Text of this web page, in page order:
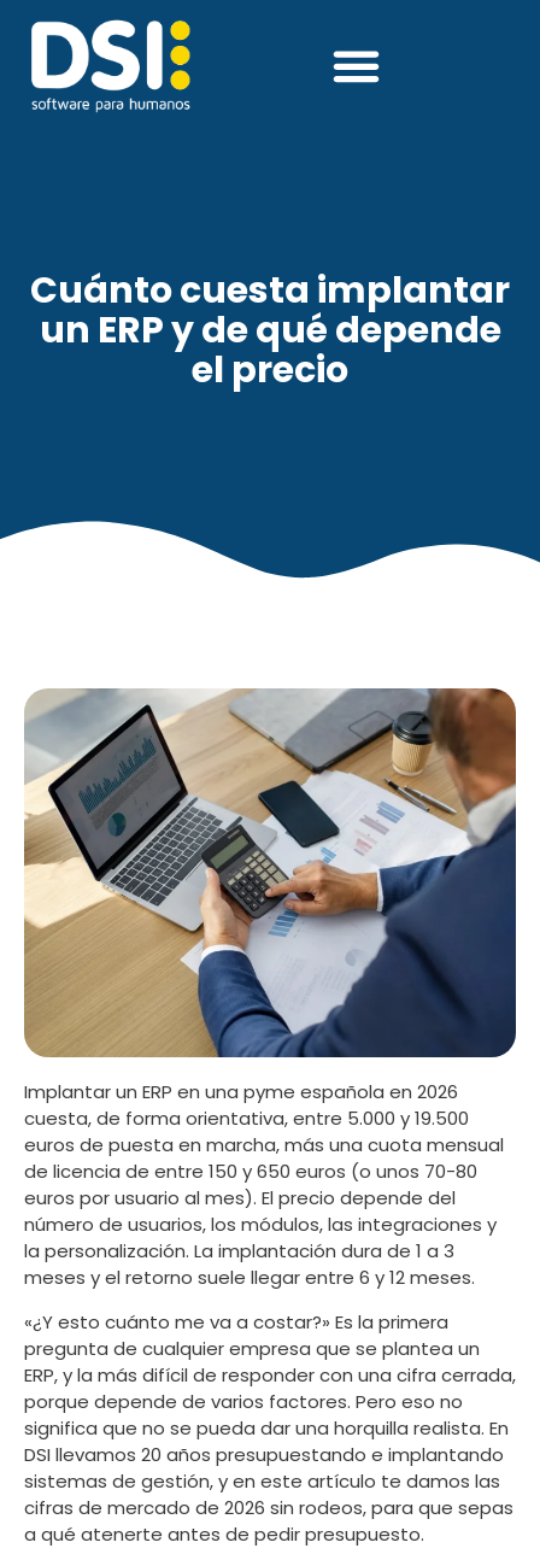
Cuánto cuesta implantar
un ERP y de qué depende
el precio
Implantar un ERP en una pyme española en 2026
cuesta, de forma orientativa, entre 5.000 y 19.500
euros de puesta en marcha, más una cuota mensual
de licencia de entre 150 y 650 euros (o unos 70-80
euros por usuario al mes). El precio depende del
número de usuarios, los módulos, las integraciones y
la personalización. La implantación dura de 1 a 3
meses y el retorno suele llegar entre 6 y 12 meses.
«¿Y esto cuánto me va a costar?» Es la primera
pregunta de cualquier empresa que se plantea un
ERP, y la más difícil de responder con una cifra cerrada,
porque depende de varios factores. Pero eso no
significa que no se pueda dar una horquilla realista. En
DSI llevamos 20 años presupuestando e implantando
sistemas de gestión, y en este artículo te damos las
cifras de mercado de 2026 sin rodeos, para que sepas
a qué atenerte antes de pedir presupuesto.